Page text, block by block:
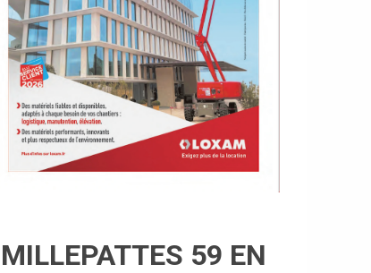
MILLEPATTES 59 EN